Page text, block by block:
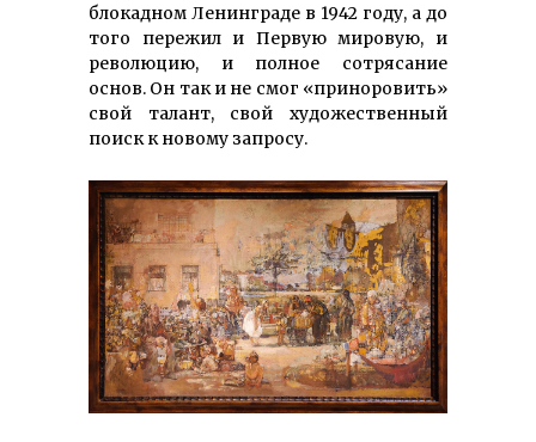
блокадном Ленинграде в 1942 году, а до
того пережил и Первую мировую, и
революцию, и полное сотрясание
основ. Он так и не смог «приноровить»
свой талант, свой художественный
поиск к новому запросу.